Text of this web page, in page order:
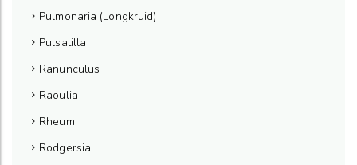
Pulmonaria (Longkruid)
Pulsatilla
Ranunculus
Raoulia
Rheum
Rodgersia